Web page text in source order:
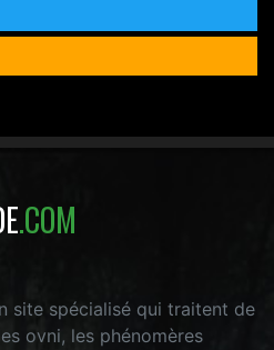
.COM
site spécialisé qui traitent de
ovni, les phénomères